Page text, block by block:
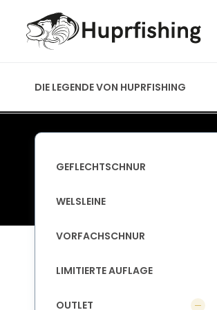
DIE LEGENDE VON HUPRFISHING
GEFLECHTSCHNUR
WELSLEINE
VORFACHSCHNUR
LIMITIERTE AUFLAGE
OUTLET